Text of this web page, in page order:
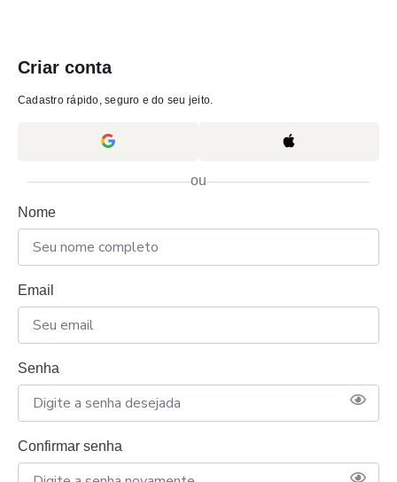
Criar conta
Cadastro rápido, seguro e do seu jeito.
ou
Nome
Email
Senha
Confirmar senha